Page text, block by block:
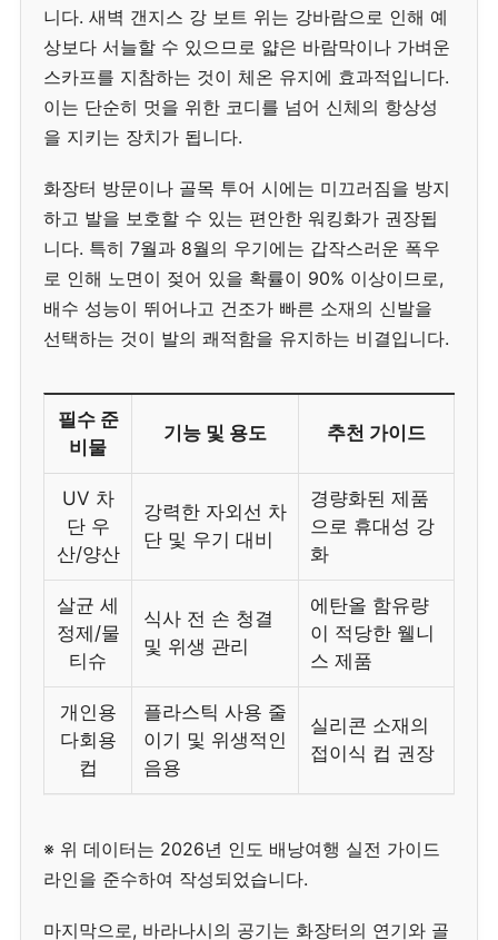
니다. 새벽 갠지스 강 보트 위는 강바람으로 인해 예
상보다 서늘할 수 있으므로 얇은 바람막이나 가벼운
스카프를 지참하는 것이 체온 유지에 효과적입니다.
이는 단순히 멋을 위한 코디를 넘어 신체의 항상성
을 지키는 장치가 됩니다.
화장터 방문이나 골목 투어 시에는 미끄러짐을 방지
하고 발을 보호할 수 있는 편안한 워킹화가 권장됩
니다. 특히 7월과 8월의 우기에는 갑작스러운 폭우
로 인해 노면이 젖어 있을 확률이 90% 이상이므로,
배수 성능이 뛰어나고 건조가 빠른 소재의 신발을
선택하는 것이 발의 쾌적함을 유지하는 비결입니다.
필수 준
비물
기능 및 용도 추천 가이드
UV 차
단 우
산/양산
강력한 자외선 차
단 및 우기 대비
경량화된 제품
으로 휴대성 강
화
살균 세
정제/물
티슈
식사 전 손 청결
및 위생 관리
에탄올 함유량
이 적당한 웰니
스 제품
개인용
다회용
컵
플라스틱 사용 줄
이기 및 위생적인
음용
실리콘 소재의
접이식 컵 권장
※ 위 데이터는 2026년 인도 배낭여행 실전 가이드
라인을 준수하여 작성되었습니다.
마지막으로, 바라나시의 공기는 화장터의 연기와 골